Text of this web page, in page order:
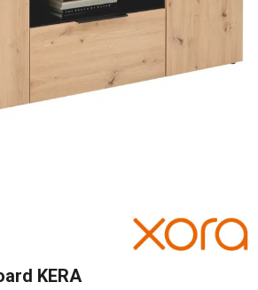
von 0 von 5 Sternen
KERA